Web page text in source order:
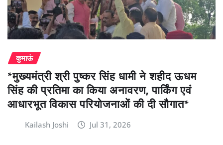
कुमाऊं
*मुख्यमंत्री श्री पुष्कर सिंह धामी ने शहीद ऊधम
सिंह की प्रतिमा का किया अनावरण, पार्किंग एवं
आधारभूत विकास परियोजनाओं की दी सौगात*
Kailash Joshi Jul 31, 2026